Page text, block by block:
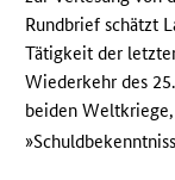
Rundbrief schätzt
Tätigkeit der
Wiederkehr des
beiden